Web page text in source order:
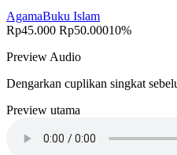
AgamaBuku Islam
Rp45.000 Rp50.00010%
Preview Audio
Dengarkan cuplikan singkat
Preview utama